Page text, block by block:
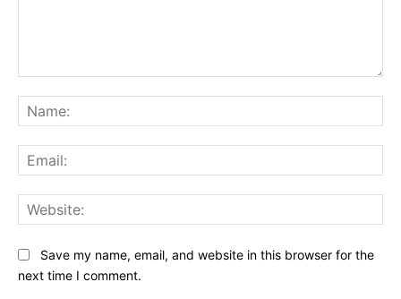
Save my name, email, and website in this browser for the
next time I comment.